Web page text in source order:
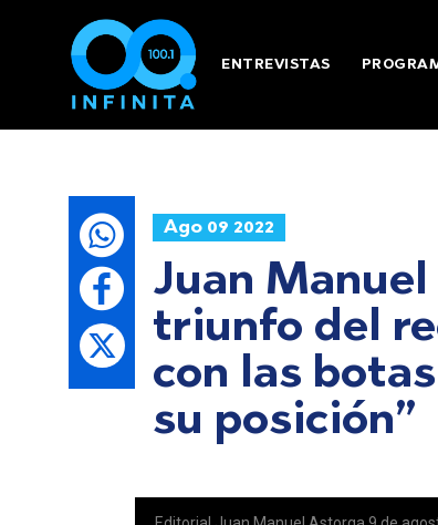
ENTREVISTAS
Ago 09 2022
Juan
triunfo del
con las
su posición”